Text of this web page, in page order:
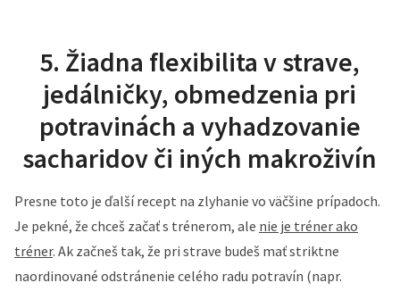
5. Žiadna flexibilita v strave,
jedálničky, obmedzenia pri
potravinách a vyhadzovanie
sacharidov či iných makroživín
Presne toto je ďalší recept na zlyhanie vo väčšine prípadoch.
Je pekné, že chceš začať s trénerom, ale nie je tréner ako
tréner. Ak začneš tak, že pri strave budeš mať striktne
naordinované odstránenie celého radu potravín (napr.